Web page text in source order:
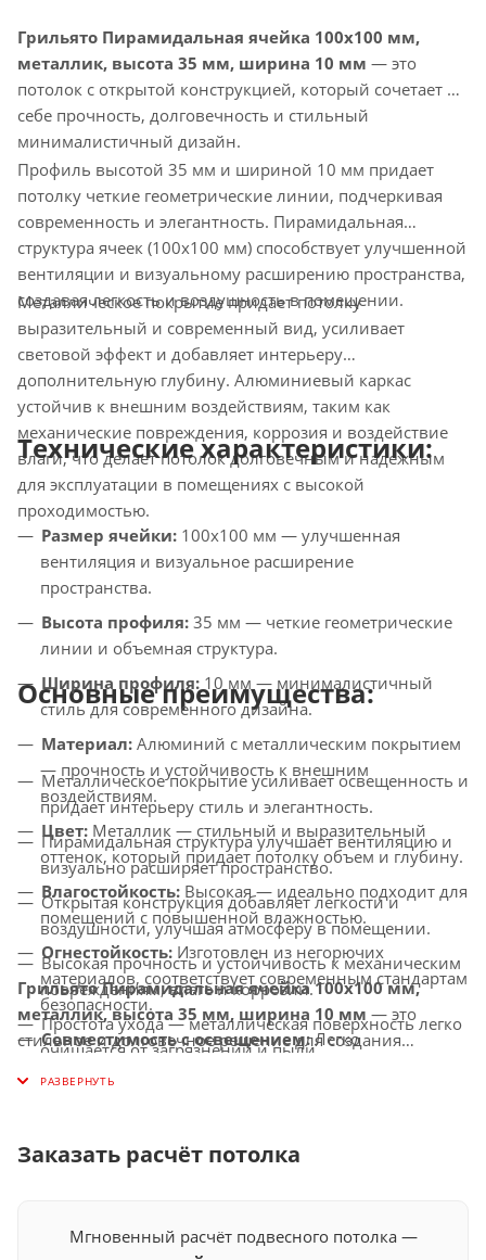
Грильято Пирамидальная ячейка 100х100 мм,
металлик, высота 35 мм, ширина 10 мм — это
потолок с открытой конструкцией, который сочетает в
себе прочность, долговечность и стильный
минималистичный дизайн.
Профиль высотой 35 мм и шириной 10 мм придает
потолку четкие геометрические линии, подчеркивая
современность и элегантность. Пирамидальная
структура ячеек (100х100 мм) способствует улучшенной
вентиляции и визуальному расширению пространства,
создавая легкость и воздушность в помещении.
Металлическое покрытие придает потолку
выразительный и современный вид, усиливает
световой эффект и добавляет интерьеру
дополнительную глубину. Алюминиевый каркас
устойчив к внешним воздействиям, таким как
механические повреждения, коррозия и воздействие
влаги, что делает потолок долговечным и надежным
для эксплуатации в помещениях с высокой
проходимостью.
Технические характеристики:
Размер ячейки: 100х100 мм — улучшенная
вентиляция и визуальное расширение
пространства.
Высота профиля: 35 мм — четкие геометрические
линии и объемная структура.
Ширина профиля: 10 мм — минималистичный
стиль для современного дизайна.
Материал: Алюминий с металлическим покрытием
— прочность и устойчивость к внешним
воздействиям.
Цвет: Металлик — стильный и выразительный
оттенок, который придает потолку объем и глубину.
Влагостойкость: Высокая — идеально подходит для
помещений с повышенной влажностью.
Огнестойкость: Изготовлен из негорючих
материалов, соответствует современным стандартам
безопасности.
Совместимость с освещением:Легко
осветительными системами.
Основные преимущества:
Металлическое покрытие усиливает освещенность и
придает интерьеру стиль и элегантность.
Пирамидальная структура улучшает вентиляцию и
визуально расширяет пространство.
Открытая конструкция добавляет легкости и
воздушности, улучшая атмосферу в помещении.
Высокая прочность и устойчивость к механическим
повреждениям, влаге и коррозии.
Простота ухода — металлическая поверхность легко
очищается от загрязнений и пыли.
Универсальное применение — идеально подходит
Грильято Пирамидальная ячейка 100х100 мм,
металлик, высота 35 мм, ширина 10 мм — это
стильное и долговечное решение для создания
вашему интерьеру современный и выразительный
Заказать расчёт потолка
Мгновенный расчёт подвесного потолка —